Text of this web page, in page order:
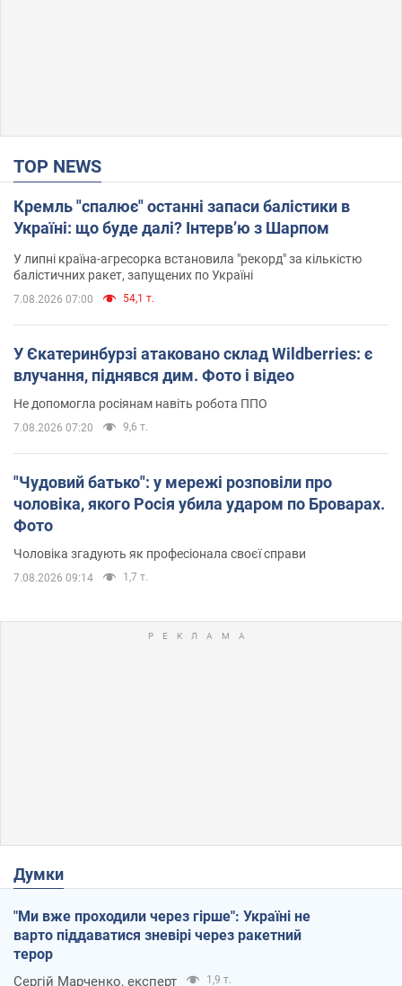
TOP NEWS
Кремль "спалює" останні запаси балістики в
Україні: що буде далі? Інтерв’ю з Шарпом
У липні країна-агресорка встановила "рекорд" за кількістю
балістичних ракет, запущених по Україні
7.08.2026 07:00 54,1 т.
У Єкатеринбурзі атаковано склад Wildberries: є
влучання, піднявся дим. Фото і відео
Не допомогла росіянам навіть робота ППО
7.08.2026 07:20 9,6 т.
"Чудовий батько": у мережі розповіли про
чоловіка, якого Росія убила ударом по Броварах.
Фото
Чоловіка згадують як професіонала своєї справи
7.08.2026 09:14 1,7 т.
Думки
"Ми вже проходили через гірше": Україні не
варто піддаватися зневірі через ракетний
терор
Сергій Марченко, експерт 1,9 т.